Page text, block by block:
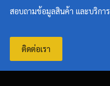
สอบถามข้อมูลสินค้า และบริการ
ติดต่อเรา